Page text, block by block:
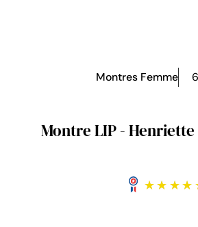
Montres Femme
Montre LIP -